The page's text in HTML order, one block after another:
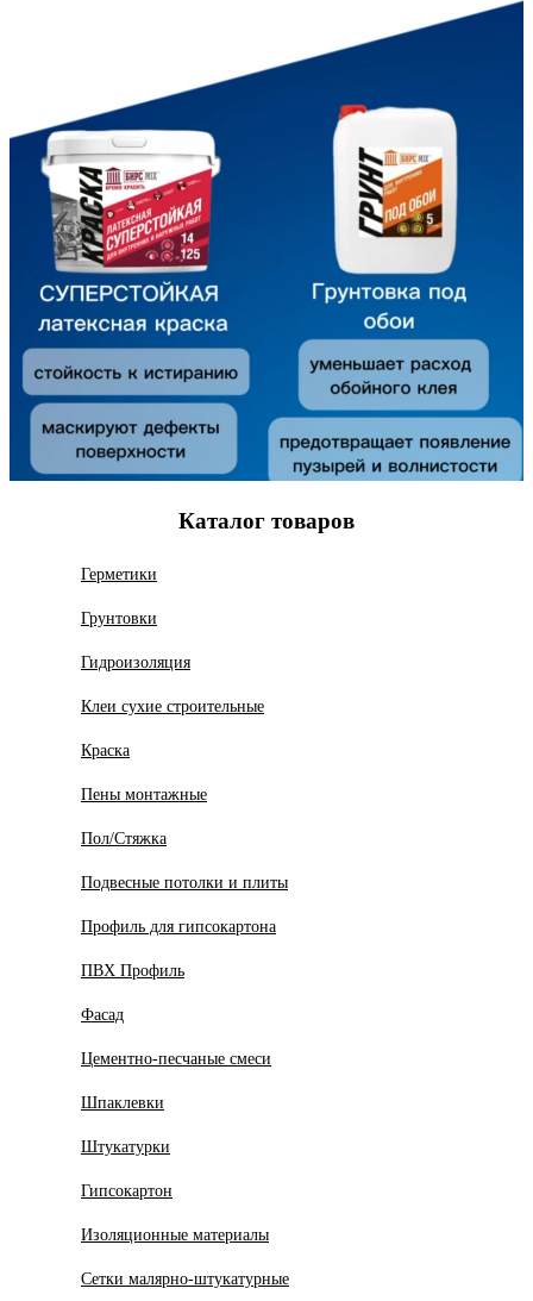
Каталог товаров
Герметики
Грунтовки
Гидроизоляция
Клеи сухие строительные
Краска
Пены монтажные
Пол/Стяжка
Подвесные потолки и плиты
Профиль для гипсокартона
ПВХ Профиль
Фасад
Цементно-песчаные смеси
Шпаклевки
Штукатурки
Гипсокартон
Изоляционные материалы
Сетки малярно-штукатурные